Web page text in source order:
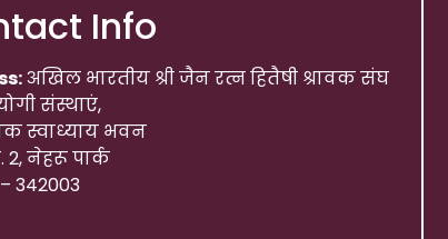
Info
अखिल भारतीय श्री जैन रत्न हितैषी श्रावक संघ
संस्थाएं,
स्वाध्याय भवन
2, नेहरू पार्क
342003